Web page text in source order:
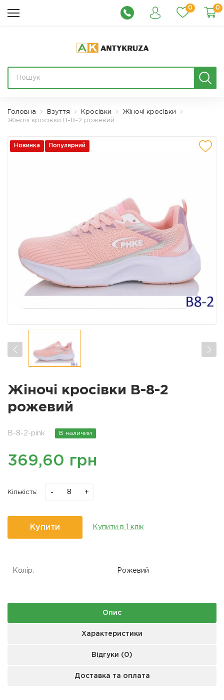
0 0
Головна Взуття Кросівки
Жіночі кросівки
Жіночі кросівки B-8-2 рожевий
Новинка Популярний
Жіночі кросівки B-8-2
рожевий
B-8-2-pink В наличии
369,60 грн
Кількість: - +
Купити Купити в 1 клік
Колір: Рожевий
Опис
Характеристики
Відгуки (0)
Доставка та оплата